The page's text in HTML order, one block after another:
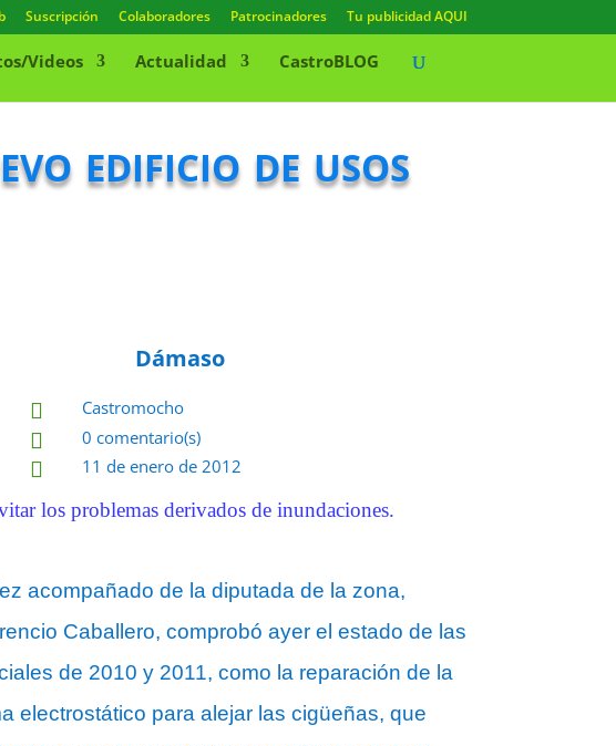
Suscripción Colaboradores Patrocinadores Tu publicidad AQUI
Videos Actualidad CastroBLOG
edificio de usos
Dámaso
 Castromocho
 0 comentario(s)
 11 de enero de 2012
los problemas derivados de inundaciones.
acompañado de la diputada de la zona,
Caballero, comprobó ayer el estado de las
de 2010 y 2011, como la reparación de la
electrostático para alejar las cigüeñas, que